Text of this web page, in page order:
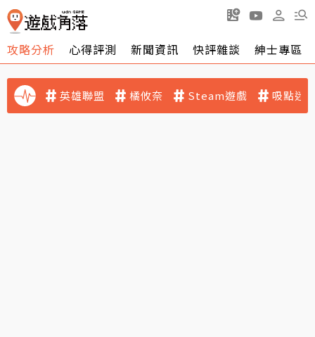
攻略分析 心得評測 新聞資訊 快評雜談 紳士專區
英雄聯盟 橘攸奈 Steam遊戲 吸點迷